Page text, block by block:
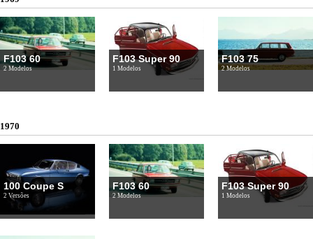
F103 60
2 Modelos
F103 Super 90
1 Modelos
F103 75
2 Modelos
1970
100 Coupe S
2 Versões
F103 60
2 Modelos
F103 Super 90
1 Modelos